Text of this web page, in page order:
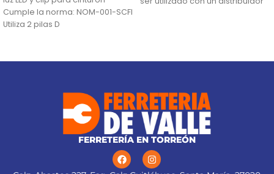
Cumple la norma: NOM-001-SCFI
Utiliza 2 pilas D
FERRETERÍA EN TORREÓN